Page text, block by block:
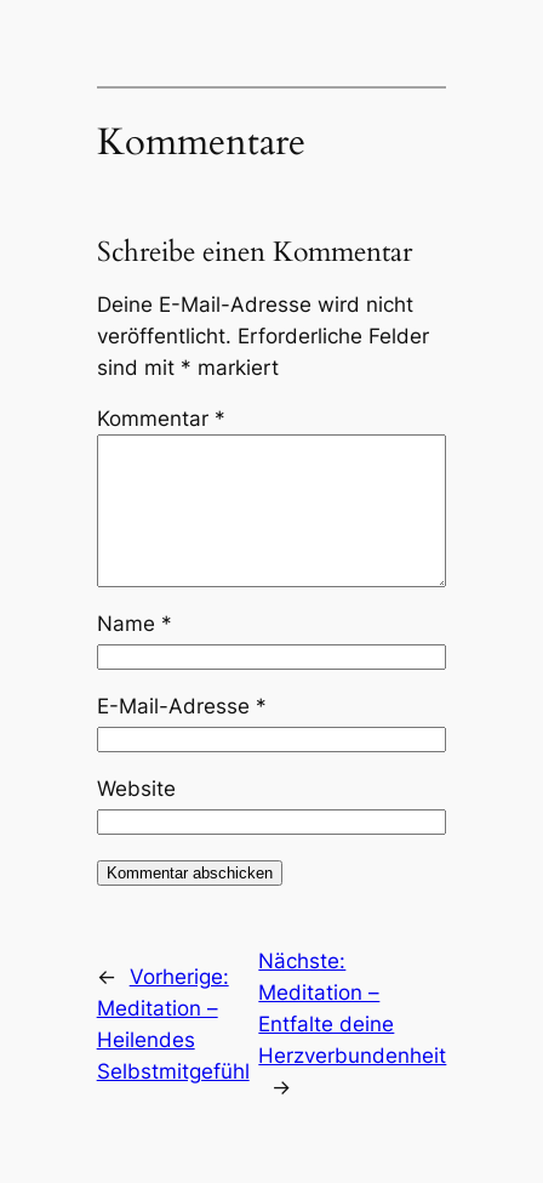
Kommentare
Schreibe einen Kommentar
Deine E-Mail-Adresse wird nicht
veröffentlicht. Erforderliche Felder
sind mit * markiert
Kommentar *
Name *
E-Mail-Adresse *
Website
← Vorherige:
Meditation –
Heilendes
Selbstmitgefühl
Nächste:
Meditation –
Entfalte deine
Herzverbundenheit
→